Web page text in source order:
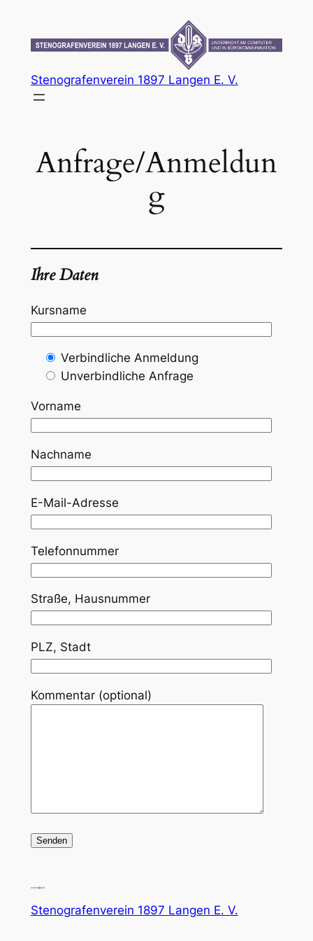
springen
Stenografenverein 1897 Langen E. V.
Anfrage/Anmeldun
g
Ihre Daten
Kursname
Verbindliche Anmeldung
Unverbindliche Anfrage
Vorname
Nachname
E-Mail-Adresse
Telefonnummer
Straße, Hausnummer
PLZ, Stadt
Kommentar (optional)
Stenografenverein 1897 Langen E. V.